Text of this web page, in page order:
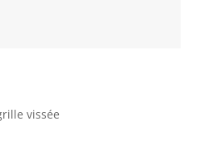
vissée